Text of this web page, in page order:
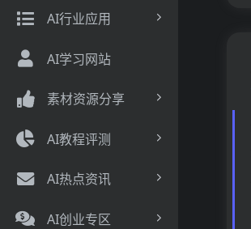
AI行业应用
AI学习网站
素材资源分享
AI教程评测
AI热点资讯
AI创业专区